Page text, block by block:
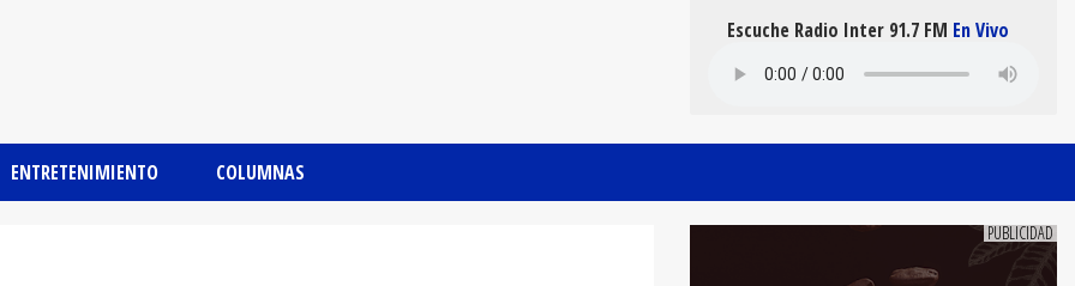
ENTRETENIMIENTO COLUMNAS
Escuche Radio Inter 91.7 FM En Vivo